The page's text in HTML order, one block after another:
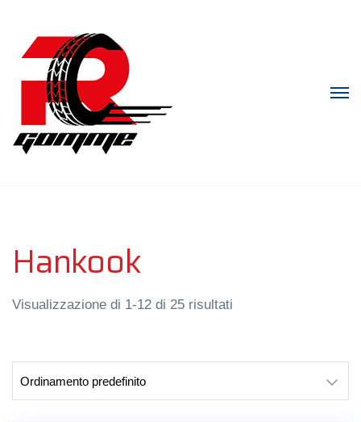
Hankook
Visualizzazione di 1-12 di 25 risultati